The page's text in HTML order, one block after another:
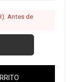
Antes de